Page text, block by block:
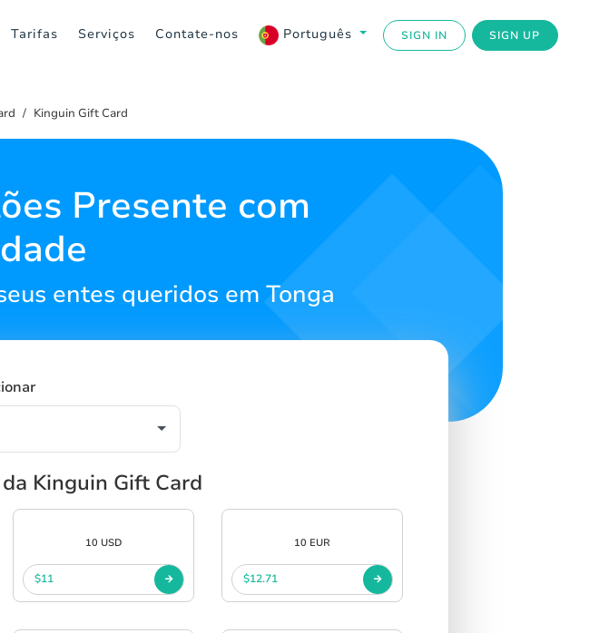
Tarifas Serviços Contate-nos Português SIGN IN SIGN UP
Kinguin Gift Card
Presente com
entes queridos em Tonga
Kinguin Gift Card
10 USD
$11
10 EUR
$12.71